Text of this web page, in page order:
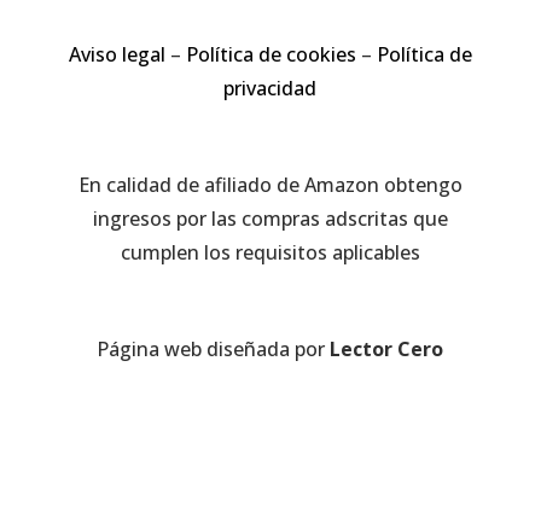
Aviso legal – Política de cookies – Política de
privacidad
En calidad de afiliado de Amazon obtengo
ingresos por las compras adscritas que
cumplen los requisitos aplicables
Página web diseñada por Lector Cero